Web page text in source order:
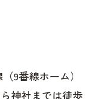
9番線ホーム）
神社までは徒歩